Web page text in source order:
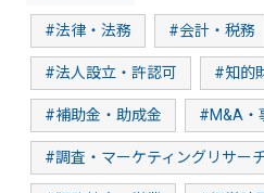
#法律・法務 #会計・税務
#法人設立・許認可 #知的
#補助金・助成金 #M&A・
#調査・マーケティングリサー